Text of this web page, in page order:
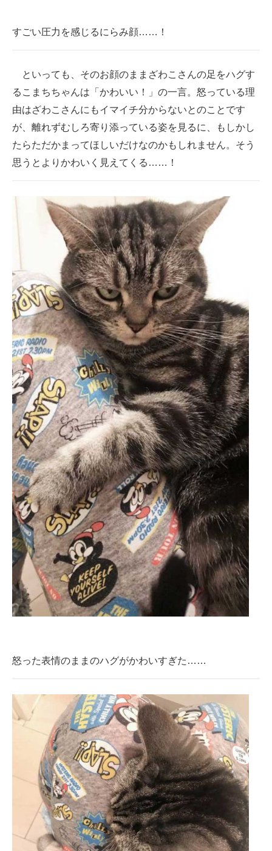
すごい圧力を感じるにらみ顔……！
といっても、そのお顔のままざわこさんの足をハグす
るこまちちゃんは「かわいい！」の一言。怒っている理
由はざわこさんにもイマイチ分からないとのことです
が、離れずむしろ寄り添っている姿を見るに、もしかし
たらただかまってほしいだけなのかもしれません。そう
思うとよりかわいく見えてくる……！
怒った表情のままのハグがかわいすぎた……